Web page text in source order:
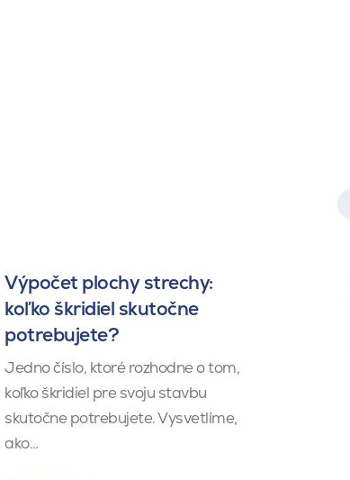
Výpočet plochy strechy:
koľko škridiel skutočne
potrebujete?
Jedno číslo, ktoré rozhodne o tom,
koľko škridiel pre svoju stavbu
skutočne potrebujete. Vysvetlíme,
ako…